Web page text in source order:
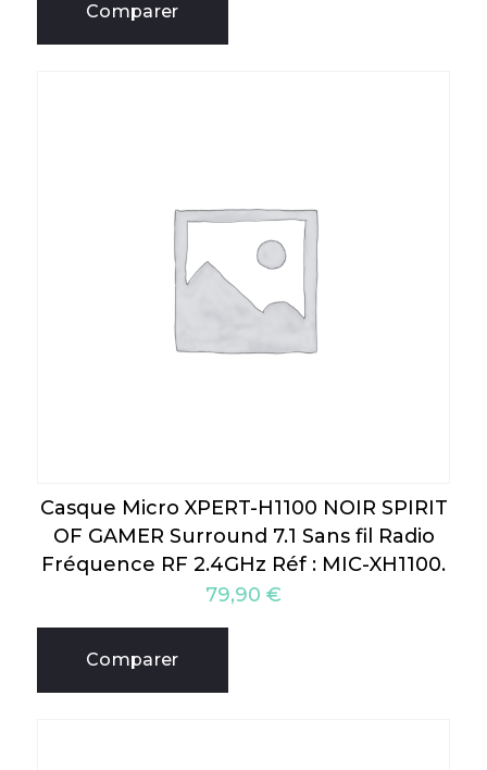
Comparer
Casque Micro XPERT-H1100 NOIR SPIRIT
OF GAMER Surround 7.1 Sans fil Radio
Fréquence RF 2.4GHz Réf : MIC-XH1100.
79,90 €
Comparer